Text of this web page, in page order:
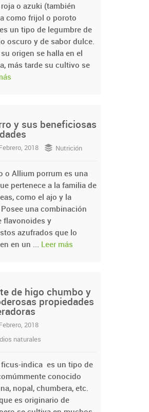
o azuki (también
como frijol o poroto
un tipo de legumbre de
oscuro y de sabor dulce.
origen se halla en el
más tarde su cultivo se
y sus beneficiosas
2018 Nutrición
o Allium porrum es una
pertenece a la familia de
como el ajo y la
una combinación
flavonoides y
azufrados que lo
en un ... Leer más
de higo chumbo y
propiedades
2018
naturales
ficus-indica es un tipo de
conocido
nopal, chumbera, etc.
es originario de